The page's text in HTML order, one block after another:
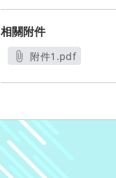
相關附件
附件1.pdf